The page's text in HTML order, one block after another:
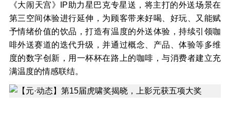
《大闹天宫》IP助力星巴克专星送，将主打的外送场景在
第三空间体验进行延伸，为顾客带来好喝、好玩、又能赋
予情绪价值的饮品，打造有温度的外送体验，持续引领咖
啡外送赛道的迭代升级，并通过概念、产品、体验等多维
度的数字创新，用一杯杯在路上的咖啡，与消费者建立充
满温度的情感联结。